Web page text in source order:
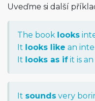
Uveďme si další
The book looks
It looks like an
It looks as if it is
It sounds very